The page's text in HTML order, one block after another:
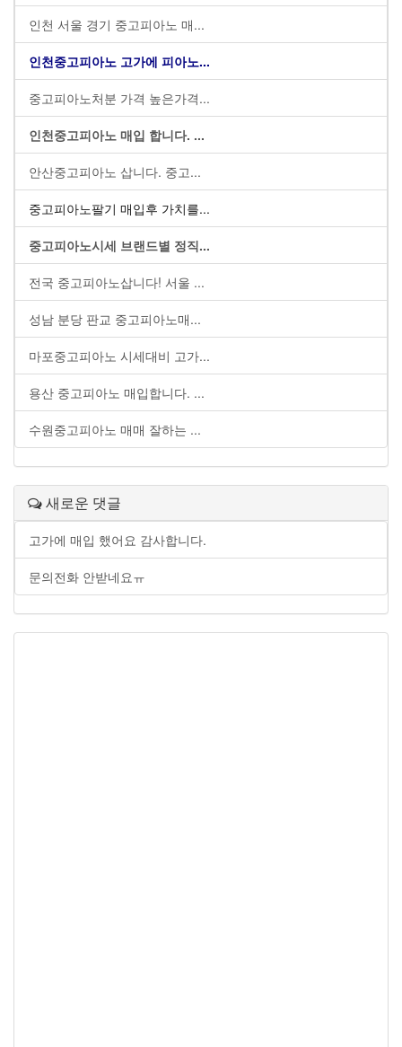
인천 서울 경기 중고피아노 매...
인천중고피아노 고가에 피아노...
중고피아노처분 가격 높은가격...
인천중고피아노 매입 합니다. ...
안산중고피아노 삽니다. 중고...
중고피아노팔기 매입후 가치를...
중고피아노시세 브랜드별 정직...
전국 중고피아노삽니다! 서울 ...
성남 분당 판교 중고피아노매...
마포중고피아노 시세대비 고가...
용산 중고피아노 매입합니다. ...
수원중고피아노 매매 잘하는 ...
새로운 댓글
고가에 매입 했어요 감사합니다.
문의전화 안받네요ㅠ